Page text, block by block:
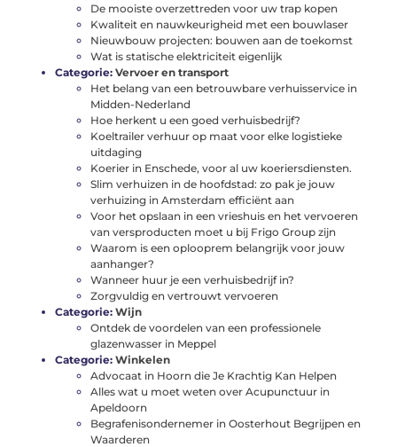
De mooiste overzettreden voor uw trap kopen
Kwaliteit en nauwkeurigheid met een bouwlaser
Nieuwbouw projecten: bouwen aan de toekomst
Wat is statische elektriciteit eigenlijk
Categorie: Vervoer en transport
Het belang van een betrouwbare verhuisservice in
Midden-Nederland
Hoe herkent u een goed verhuisbedrijf?
Koeltrailer verhuur op maat voor elke logistieke
uitdaging
Koerier in Enschede, voor al uw koeriersdiensten.
Slim verhuizen in de hoofdstad: zo pak je jouw
verhuizing in Amsterdam efficiënt aan
Voor het opslaan in een vrieshuis en het vervoeren
van versproducten moet u bij Frigo Group zijn
Waarom is een oplooprem belangrijk voor jouw
aanhanger?
Wanneer huur je een verhuisbedrijf in?
Zorgvuldig en vertrouwt vervoeren
Categorie: Wijn
Ontdek de voordelen van een professionele
glazenwasser in Meppel
Categorie: Winkelen
Advocaat in Hoorn die Je Krachtig Kan Helpen
Alles wat u moet weten over Acupunctuur in
Apeldoorn
Begrafenisondernemer in Oosterhout Begrijpen en
Waarderen